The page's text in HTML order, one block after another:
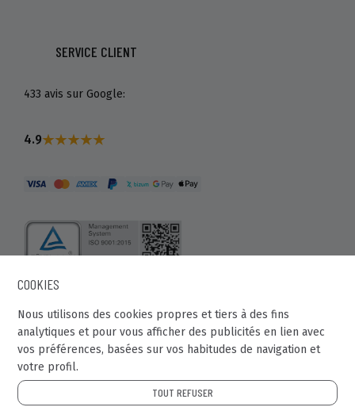
SERVICE CLIENT
433 avis sur Google:
4.9
© Recaball 2022
Calle Fragua, 20. Pol. Ind Los Rosales. 28932 - Móstoles
(Madrid)
COOKIES
Nous utilisons des cookies propres et tiers à des fins
analytiques et pour vous afficher des publicités en lien avec
vos préférences, basées sur vos habitudes de navigation et
votre profil.
TOUT REFUSER